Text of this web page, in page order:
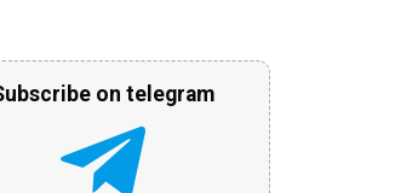
on telegram